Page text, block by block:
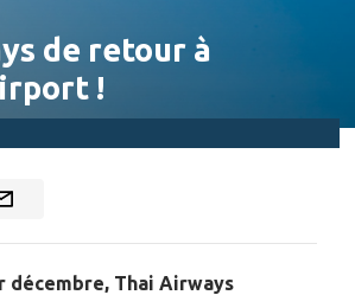
de retour à
!
décembre, Thai Airways